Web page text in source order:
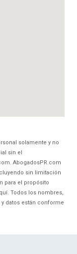
solamente y no
sin el
AbogadosPR.com
sin limitación
para el propósito
Todos los nombres,
datos están conforme